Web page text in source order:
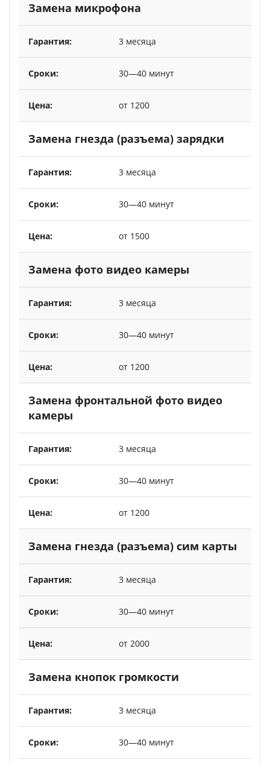
Замена микрофона
3 месяца
30—40 минут
от 1200
Замена гнезда (разъема) зарядки
3 месяца
30—40 минут
от 1500
Замена фото видео камеры
3 месяца
30—40 минут
от 1200
Замена фронтальной фото видео
камеры
3 месяца
30—40 минут
от 1200
Замена гнезда (разъема) сим карты
3 месяца
30—40 минут
от 2000
Замена кнопок громкости
3 месяца
30—40 минут